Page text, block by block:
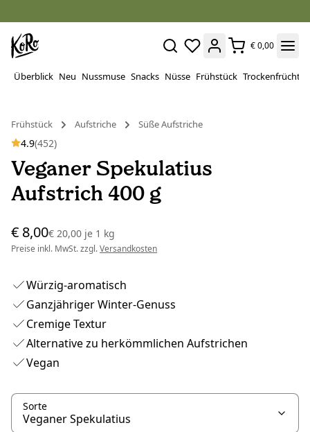
€ 0,00
Überblick Neu Nussmuse Snacks Nüsse Frühstück Trockenfrüchte
Frühstück
Aufstriche Süße Aufstriche
4.9(452)
Veganer Spekulatius
Aufstrich 400 g
€ 8,00€ 20,00 je 1 kg
Preise inkl. MwSt. zzgl.Versandkosten
Würzig-aromatisch
Ganzjähriger Winter-Genuss
Cremige Textur
Alternative zu herkömmlichen Aufstrichen
Vegan
Sorte